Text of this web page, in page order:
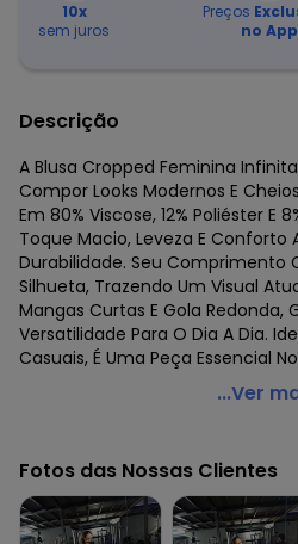
10x
sem juros
Preços
no App
Descrição
A Blusa Cropped Feminina
Compor Looks Modernos E
Em 80% Viscose, 12% Poliéster E
Toque Macio, Leveza E Conforto
Durabilidade. Seu Comprimento
Silhueta, Trazendo Um Visual
Mangas Curtas E Gola Redonda,
Versatilidade Para O Dia A Dia.
Casuais, É Uma Peça Essencial
Infinita Cor - Blusa Cropped
Fornecedor: ROVITEX IND E COM
79.233.672/0010-98
Feito: Brasil
Cuidados para conservação do
...Ver
Fotos das Nossas Clientes